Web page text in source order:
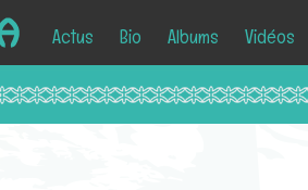
Actus Bio Albums Vidéos